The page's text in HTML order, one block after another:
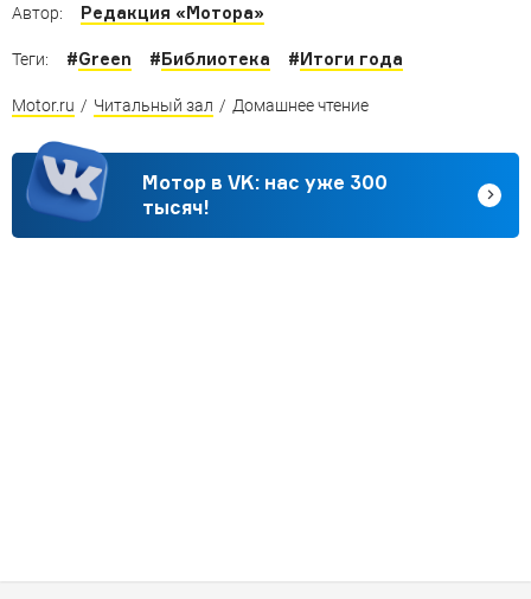
Автор: Редакция «Мотора»
Теги: #Green #Библиотека #Итоги года
Motor.ru / Читальный зал / Домашнее чтение
Мотор в VK: нас уже 300
тысяч!